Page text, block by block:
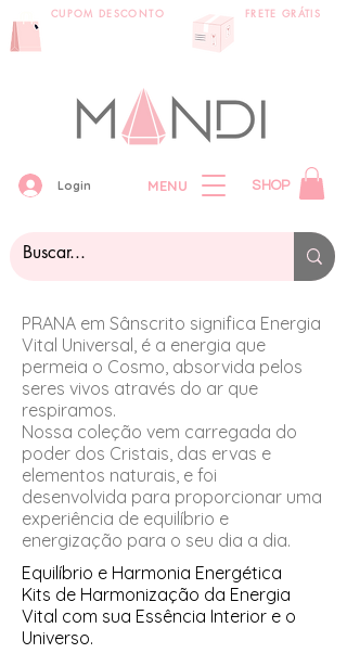
CUPOM DESCONTO FRETE GRÁTIS
Login MENU SHOP
PRANA em Sânscrito significa Energia
Vital Universal, é a energia que
permeia o Cosmo, absorvida pelos
seres vivos através do ar que
respiramos.
Nossa coleção vem carregada do
poder dos Cristais, das ervas e
elementos naturais, e foi
desenvolvida para proporcionar uma
experiência de equilíbrio e
energização para o seu dia a dia.
Equilíbrio e Harmonia Energética
Kits de Harmonização da Energia
Vital com sua Essência Interior e o
Universo.